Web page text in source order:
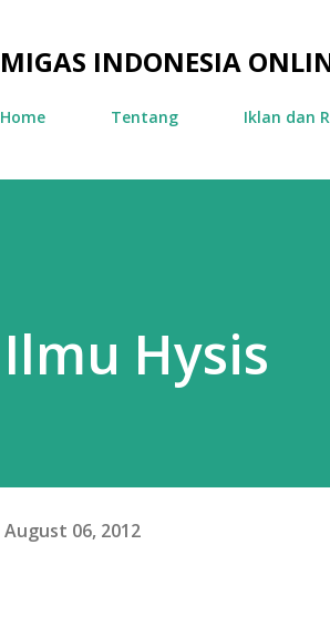
MIGAS INDONESIA
Home Tentang Iklan dan
Ilmu Hysis
August 06, 2012